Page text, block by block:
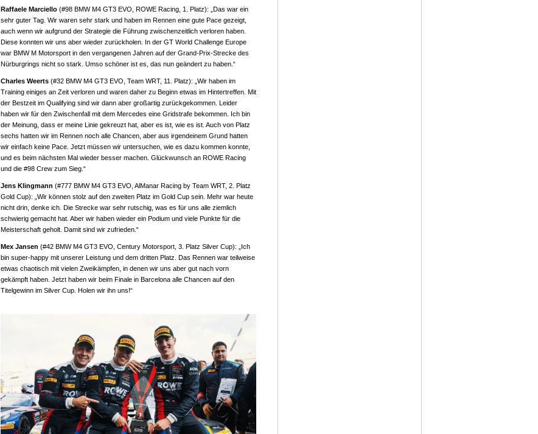
Raffaele Marciello (#98 BMW M4 GT3 EVO, ROWE Racing, 1. Platz): „Das war ein
sehr guter Tag. Wir waren sehr stark und haben im Rennen eine gute Pace gezeigt,
auch wenn wir aufgrund der Strategie die Führung zwischenzeitlich verloren haben.
Diese konnten wir uns aber wieder zurückholen. In der GT World Challenge Europe
war BMW M Motorsport in den vergangenen Jahren auf der Grand-Prix-Strecke des
Nürburgrings nicht so stark. Umso schöner ist es, das nun geändert zu haben.“
Charles Weerts (#32 BMW M4 GT3 EVO, Team WRT, 11. Platz): „Wir haben im
Training einiges an Zeit verloren und waren daher zu Beginn etwas im Hintertreffen. Mit
der Bestzeit im Qualifying sind wir dann aber großartig zurückgekommen. Leider
haben wir für den Zwischenfall mit dem Mercedes eine Gridstrafe bekommen. Ich bin
der Meinung, dass er meine Linie gekreuzt hat, aber es ist, wie es ist. Auch von Platz
sechs hatten wir im Rennen noch alle Chancen, aber aus irgendeinem Grund hatten
wir einfach keine Pace. Jetzt müssen wir untersuchen, wie es dazu kommen konnte,
und es beim nächsten Mal wieder besser machen. Glückwunsch an ROWE Racing
und die #98 Crew zum Sieg.“
Jens Klingmann (#777 BMW M4 GT3 EVO, AlManar Racing by Team WRT, 2. Platz
Gold Cup): „Wir können stolz auf den zweiten Platz im Gold Cup sein. Mehr war heute
nicht drin, denke ich. Die Strecke war sehr rutschig, was es für uns alle ziemlich
schwierig gemacht hat. Aber wir haben wieder ein Podium und viele Punkte für die
Meisterschaft geholt. Damit sind wir zufrieden.“
Mex Jansen (#42 BMW M4 GT3 EVO, Century Motorsport, 3. Platz Silver Cup): „Ich
bin super-happy mit unserer Leistung und dem dritten Platz. Das Rennen war teilweise
etwas chaotisch mit vielen Zweikämpfen, in denen wir uns aber gut nach vorn
gekämpft haben. Jetzt haben wir beim Finale in Barcelona alle Chancen auf den
Titelgewinn im Silver Cup. Holen wir ihn uns!“